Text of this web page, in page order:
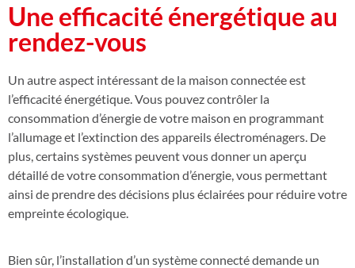
Une efficacité énergétique au
rendez-vous
Un autre aspect intéressant de la maison connectée est
l’efficacité énergétique. Vous pouvez contrôler la
consommation d’énergie de votre maison en programmant
l’allumage et l’extinction des appareils électroménagers. De
plus, certains systèmes peuvent vous donner un aperçu
détaillé de votre consommation d’énergie, vous permettant
ainsi de prendre des décisions plus éclairées pour réduire votre
empreinte écologique.
Bien sûr, l’installation d’un système connecté demande un